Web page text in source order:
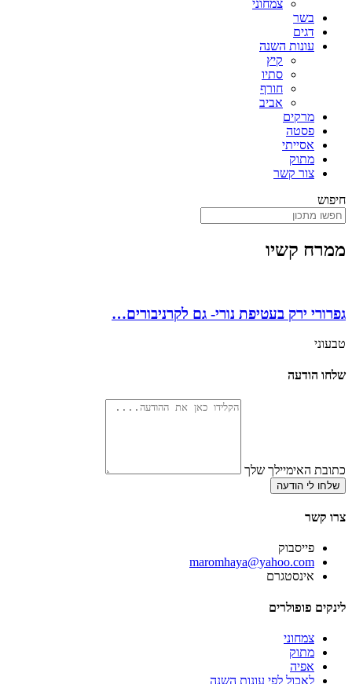
צמחוני
בשר
דגים
עונות השנה
קיץ
סתיו
חורף
אביב
מרקים
פסטה
אסייתי
מתוק
צור קשר
חיפוש
ממרח קשיו
גפרורי ירק בעטיפת נורי- גם לקרניבורים…
טבעוני
שלחו הודעה
כתובת האימיילך שלך
שלחו לי הודעה
צרו קשר
פייסבוק
‫maromhaya@yahoo.com
אינסטגרם
לינקים פופולרים
צמחוני
מתוק
אפיה
לאכול לפי עונות השנה